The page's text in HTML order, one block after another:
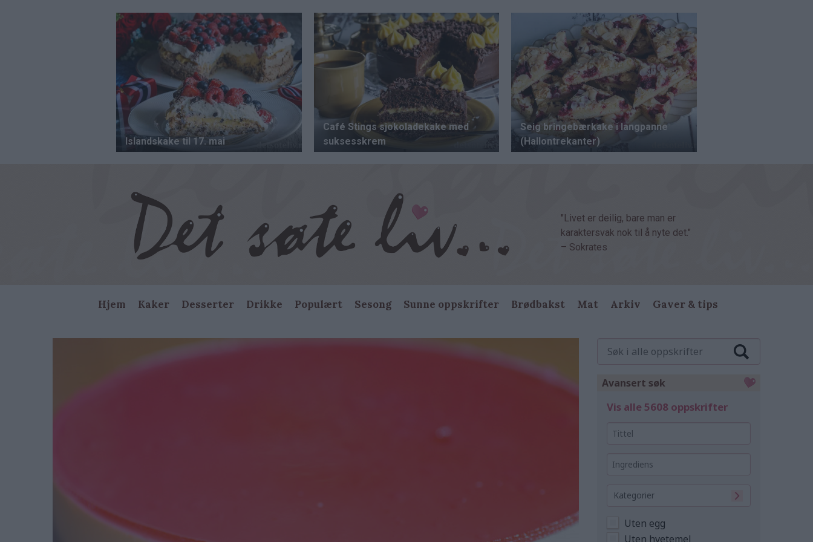
"Livet er deilig, bare man er
karaktersvak nok til å nyte det."
– Sokrates
Main
navigation
Hjem Kaker Desserter Drikke Populært Sesong Sunne oppskrifter Brødbakst Mat Arkiv Gaver & tips
Avansert søk
Vis alle 5608 oppskrifter
Kategorier
Uten egg
Uten hvetemel